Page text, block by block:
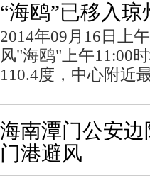
“海鸥”已移入琼
2014年09月16日上
风"海鸥"上午11:00
110.4度，中心附近
海南潭门公安
门港避风